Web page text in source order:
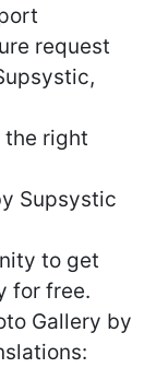
request
the right
Supsystic
to get
for free.
Gallery by